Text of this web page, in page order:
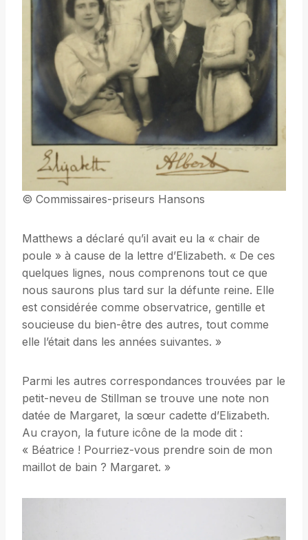
© Commissaires-priseurs Hansons
Matthews a déclaré qu’il avait eu la « chair de
poule » à cause de la lettre d’Elizabeth. « De ces
quelques lignes, nous comprenons tout ce que
nous saurons plus tard sur la défunte reine. Elle
est considérée comme observatrice, gentille et
soucieuse du bien-être des autres, tout comme
elle l’était dans les années suivantes. »
Parmi les autres correspondances trouvées par le
petit-neveu de Stillman se trouve une note non
datée de Margaret, la sœur cadette d’Elizabeth.
Au crayon, la future icône de la mode dit :
« Béatrice ! Pourriez-vous prendre soin de mon
maillot de bain ? Margaret. »